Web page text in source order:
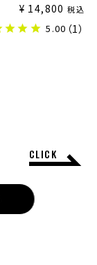
¥ 14,800 税込
5.00 （1）
CLICK